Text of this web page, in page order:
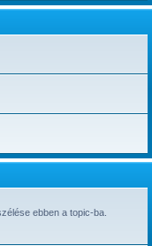
ebben a topic-ba.